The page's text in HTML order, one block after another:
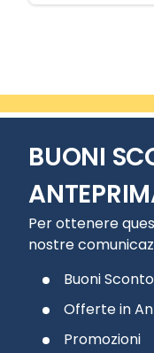
BUONI
Per ottenere
nostre
Buoni Sconto
Offerte in
Promozioni